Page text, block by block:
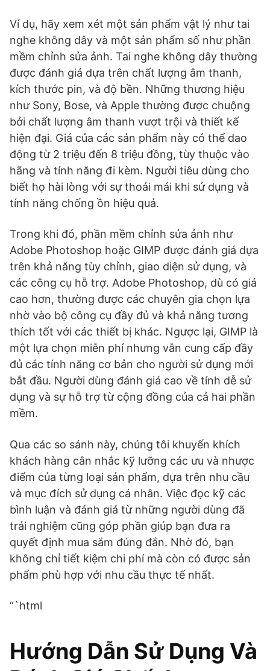
Ví dụ, hãy xem xét một sản phẩm vật lý như tai
nghe không dây và một sản phẩm số như phần
mềm chỉnh sửa ảnh. Tai nghe không dây thường
được đánh giá dựa trên chất lượng âm thanh,
kích thước pin, và độ bền. Những thương hiệu
như Sony, Bose, và Apple thường được chuộng
bởi chất lượng âm thanh vượt trội và thiết kế
hiện đại. Giá của các sản phẩm này có thể dao
động từ 2 triệu đến 8 triệu đồng, tùy thuộc vào
hãng và tính năng đi kèm. Người tiêu dùng cho
biết họ hài lòng với sự thoải mái khi sử dụng và
tính năng chống ồn hiệu quả.
Trong khi đó, phần mềm chỉnh sửa ảnh như
Adobe Photoshop hoặc GIMP được đánh giá dựa
trên khả năng tùy chỉnh, giao diện sử dụng, và
các công cụ hỗ trợ. Adobe Photoshop, dù có giá
cao hơn, thường được các chuyên gia chọn lựa
nhờ vào bộ công cụ đầy đủ và khả năng tương
thích tốt với các thiết bị khác. Ngược lại, GIMP là
một lựa chọn miễn phí nhưng vẫn cung cấp đầy
đủ các tính năng cơ bản cho người sử dụng mới
bắt đầu. Người dùng đánh giá cao về tính dễ sử
dụng và sự hỗ trợ từ cộng đồng của cả hai phần
mềm.
Qua các so sánh này, chúng tôi khuyến khích
khách hàng cân nhắc kỹ lưỡng các ưu và nhược
điểm của từng loại sản phẩm, dựa trên nhu cầu
và mục đích sử dụng cá nhân. Việc đọc kỹ các
bình luận và đánh giá từ những người dùng đã
trải nghiệm cũng góp phần giúp bạn đưa ra
quyết định mua sắm đúng đắn. Nhờ đó, bạn
không chỉ tiết kiệm chi phí mà còn có được sản
phẩm phù hợp với nhu cầu thực tế nhất.
“`html
Hướng Dẫn Sử Dụng Và